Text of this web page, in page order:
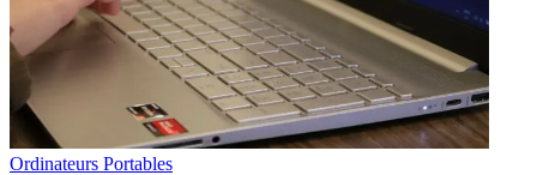
Ordinateurs Portables